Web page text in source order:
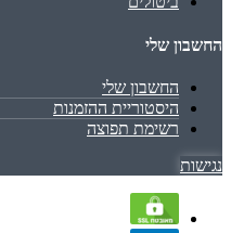
החשבון שלי
החשבון שלי
היסטוריית ההזמנות
רשימת תפוצה
נגישות